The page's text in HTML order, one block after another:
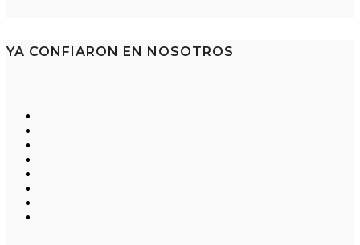
YA CONFIARON EN NOSOTROS